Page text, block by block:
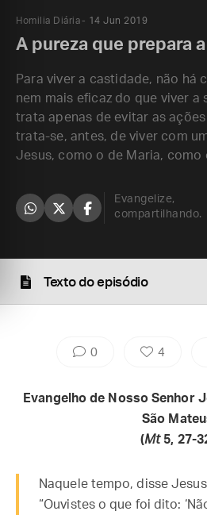
Homilia Diária 14 Jun 2019
A pureza que prepara
Para viver a castidade, não há
nem mais eficaz do que viver a
trata apenas de evitar as
trata-se, antes, de viver com
Jesus, como o de Maria, como
Evangelize,
compartilhando.
Texto do episódio
0 4
Evangelho de Nosso Senhor
São
(Mt 5, 27-
Naquele tempo, disse
“Ouvistes o que foi dito: